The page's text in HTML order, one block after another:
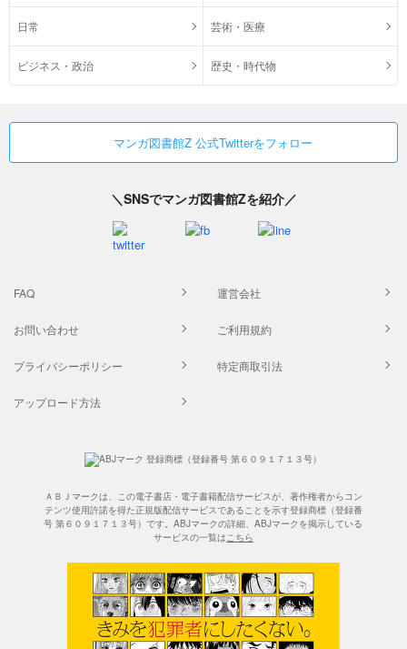
日常 芸術・医療
ビジネス・政治 歴史・時代物
マンガ図書館Z 公式Twitterをフォロー
＼SNSでマンガ図書館Zを紹介／
FAQ 運営会社
お問い合わせ ご利用規約
プライバシーポリシー 特定商取引法
アップロード方法
ＡＢＪマークは、この電子書店・電子書籍配信サービスが、著作権者からコン
テンツ使用許諾を得た正規版配信サービスであることを示す登録商標（登録番
号 第６０９１７１３号）です。ABJマークの詳細、ABJマークを掲示している
サービスの一覧はこちら